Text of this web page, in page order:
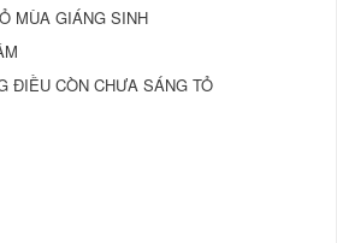
MÙA GIÁNG SINH
ĐIỀU CÒN CHƯA SÁNG TỎ